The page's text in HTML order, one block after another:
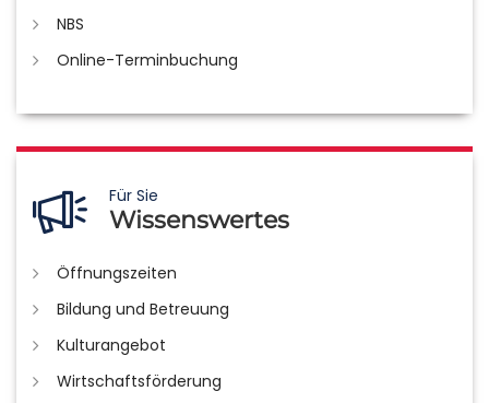
NBS
Online-Terminbuchung
Für Sie
Wissenswertes
Öffnungszeiten
Bildung und Betreuung
Kulturangebot
Wirtschaftsförderung